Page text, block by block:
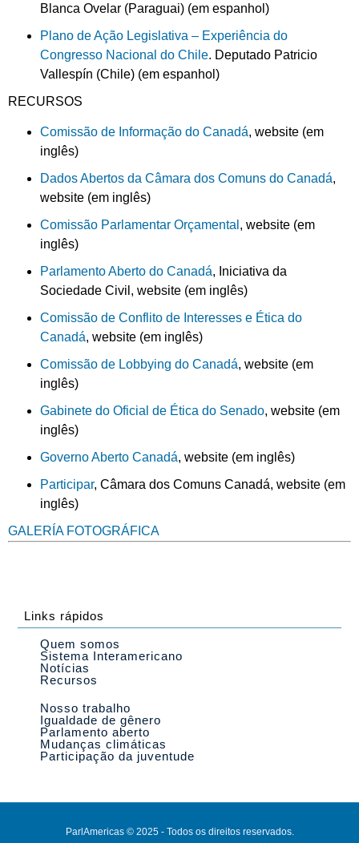
Blanca Ovelar (Paraguai) (em espanhol)
Plano de Ação Legislativa – Experiência do
Congresso Nacional do Chile. Deputado Patricio
Vallespín (Chile) (em espanhol)
RECURSOS
Comissão de Informação do Canadá, website (em
inglês)
Dados Abertos da Câmara dos Comuns do Canadá,
website (em inglês)
Comissão Parlamentar Orçamental , website (em
inglês)
Parlamento Aberto do Canadá, Iniciativa da
Sociedade Civil, website (em inglês)
Comissão de Conflito de Interesses e Ética do
Canadá, website (em inglês)
Comissão de Lobbying do Canadá, website (em
inglês)
Gabinete do Oficial de Ética do Senado, website (em
inglês)
Governo Aberto Canadá, website (em inglês)
Participar, Câmara dos Comuns Canadá, website (em
inglês)
GALERÍA FOTOGRÁFICA
Links rápidos
Quem somos
Sistema Interamericano
Notícias
Recursos
Nosso trabalho
Igualdade de gênero
Parlamento aberto
Mudanças climáticas
Participação da juventude
ParlAmericas © 2025 - Todos os direitos reservados.